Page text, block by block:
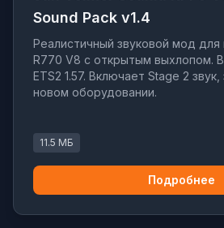
Sound Pack v1.4
Реалистичный звуковой мод для
R770 V8 с открытым выхлопом.
ETS2 1.57. Включает Stage 2
новом оборудовании.
11.5 МБ
Подробнее